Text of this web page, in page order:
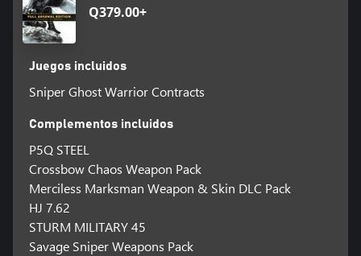
Q379.00+
Juegos incluidos
Sniper Ghost Warrior Contracts
Complementos incluidos
P5Q STEEL
Crossbow Chaos Weapon Pack
Merciless Marksman Weapon & Skin DLC Pack
HJ 7.62
STURM MILITARY 45
Savage Sniper Weapons Pack